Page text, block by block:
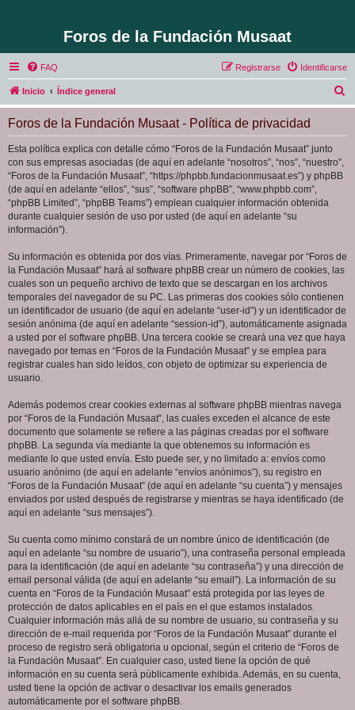
Foros de la Fundación Musaat
FAQ Identificarse
Registrarse
Inicio Índice general
u
Foros de la Fundación Musaat - Política de privacidad
Esta política explica con detalle cómo “Foros de la Fundación Musaat” junto
con sus empresas asociadas (de aquí en adelante “nosotros”, “nos”, “nuestro”,
“Foros de la Fundación Musaat”, “https://phpbb.fundacionmusaat.es”) y phpBB
(de aquí en adelante “ellos”, “sus”, “software phpBB”, “www.phpbb.com”,
“phpBB Limited”, “phpBB Teams”) emplean cualquier información obtenida
durante cualquier sesión de uso por usted (de aquí en adelante “su
información”).
Su información es obtenida por dos vías. Primeramente, navegar por “Foros de
la Fundación Musaat” hará al software phpBB crear un número de cookies, las
cuales son un pequeño archivo de texto que se descargan en los archivos
temporales del navegador de su PC. Las primeras dos cookies sólo contienen
un identificador de usuario (de aquí en adelante “user-id”) y un identificador de
sesión anónima (de aquí en adelante “session-id”), automáticamente asignada
a usted por el software phpBB. Una tercera cookie se creará una vez que haya
navegado por temas en “Foros de la Fundación Musaat” y se emplea para
registrar cuales han sido leídos, con objeto de optimizar su experiencia de
usuario.
Además podemos crear cookies externas al software phpBB mientras navega
por “Foros de la Fundación Musaat”, las cuales exceden el alcance de este
documento que solamente se refiere a las páginas creadas por el software
phpBB. La segunda vía mediante la que obtenemos su información es
mediante lo que usted envía. Esto puede ser, y no limitado a: envíos como
usuario anónimo (de aquí en adelante “envíos anónimos”), su registro en
“Foros de la Fundación Musaat” (de aquí en adelante “su cuenta”) y mensajes
enviados por usted después de registrarse y mientras se haya identificado (de
aquí en adelante “sus mensajes”).
Su cuenta como mínimo constará de un nombre único de identificación (de
aquí en adelante “su nombre de usuario”), una contraseña personal empleada
para la identificación (de aquí en adelante “su contraseña”) y una dirección de
email personal válida (de aquí en adelante “su email”). La información de su
cuenta en “Foros de la Fundación Musaat” está protegida por las leyes de
protección de datos aplicables en el país en el que estamos instalados.
Cualquier información más allá de su nombre de usuario, su contraseña y su
dirección de e-mail requerida por “Foros de la Fundación Musaat” durante el
proceso de registro será obligatoria u opcional, según el criterio de “Foros de
la Fundación Musaat”. En cualquier caso, usted tiene la opción de qué
información en su cuenta será públicamente exhibida. Además, en su cuenta,
usted tiene la opción de activar o desactivar los emails generados
automáticamente por el software phpBB.